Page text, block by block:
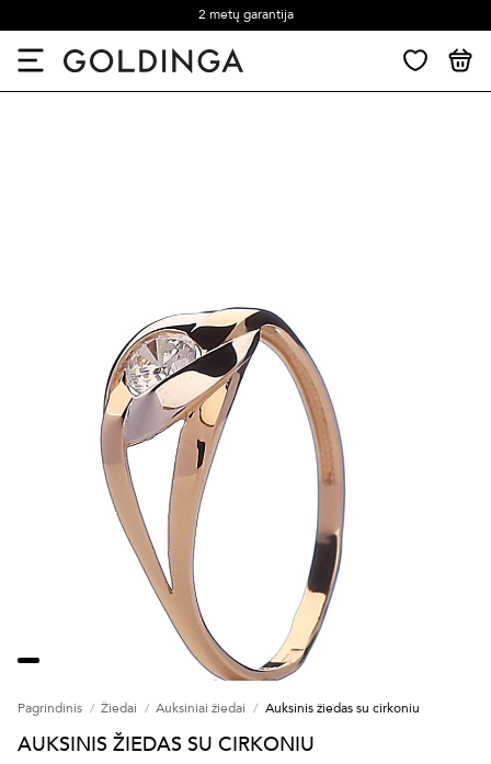
2 metų garantija
Pagrindinis Žiedai Auksiniai žiedai Auksinis žiedas su cirkoniu
AUKSINIS ŽIEDAS SU CIRKONIU